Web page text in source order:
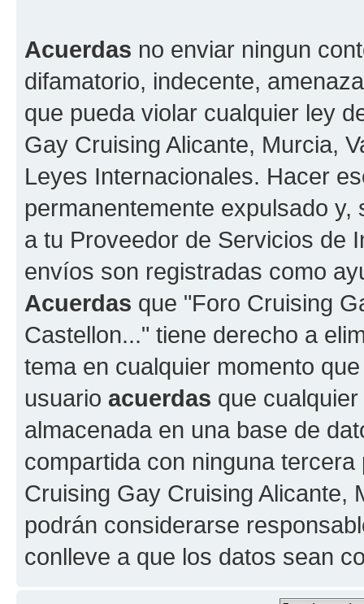
Acuerdas no enviar ningun
difamatorio, indecente,
que pueda violar cualquier ley
Gay Cruising Alicante, Murcia,
Leyes Internacionales. Hacer
permanentemente expulsado
a tu Proveedor de Servicios de
envíos son registradas como
Acuerdas que "Foro Cruising
Castellon..." tiene derecho a
tema en cualquier momento
usuario acuerdas que
almacenada en una base de
compartida con ninguna
Cruising Gay Cruising Alicante,
podrán considerarse
conlleve a que los datos sean